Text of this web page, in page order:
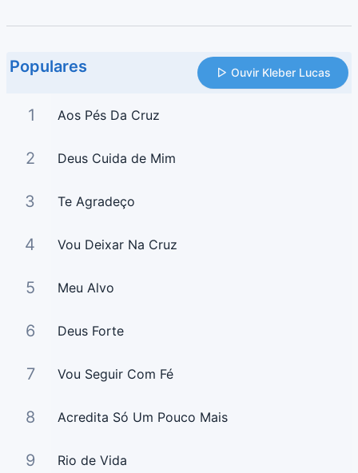
Populares Ouvir Kleber Lucas
1 Aos Pés Da Cruz
2 Deus Cuida de Mim
3 Te Agradeço
4 Vou Deixar Na Cruz
5 Meu Alvo
6 Deus Forte
7 Vou Seguir Com Fé
8 Acredita Só Um Pouco Mais
9 Rio de Vida